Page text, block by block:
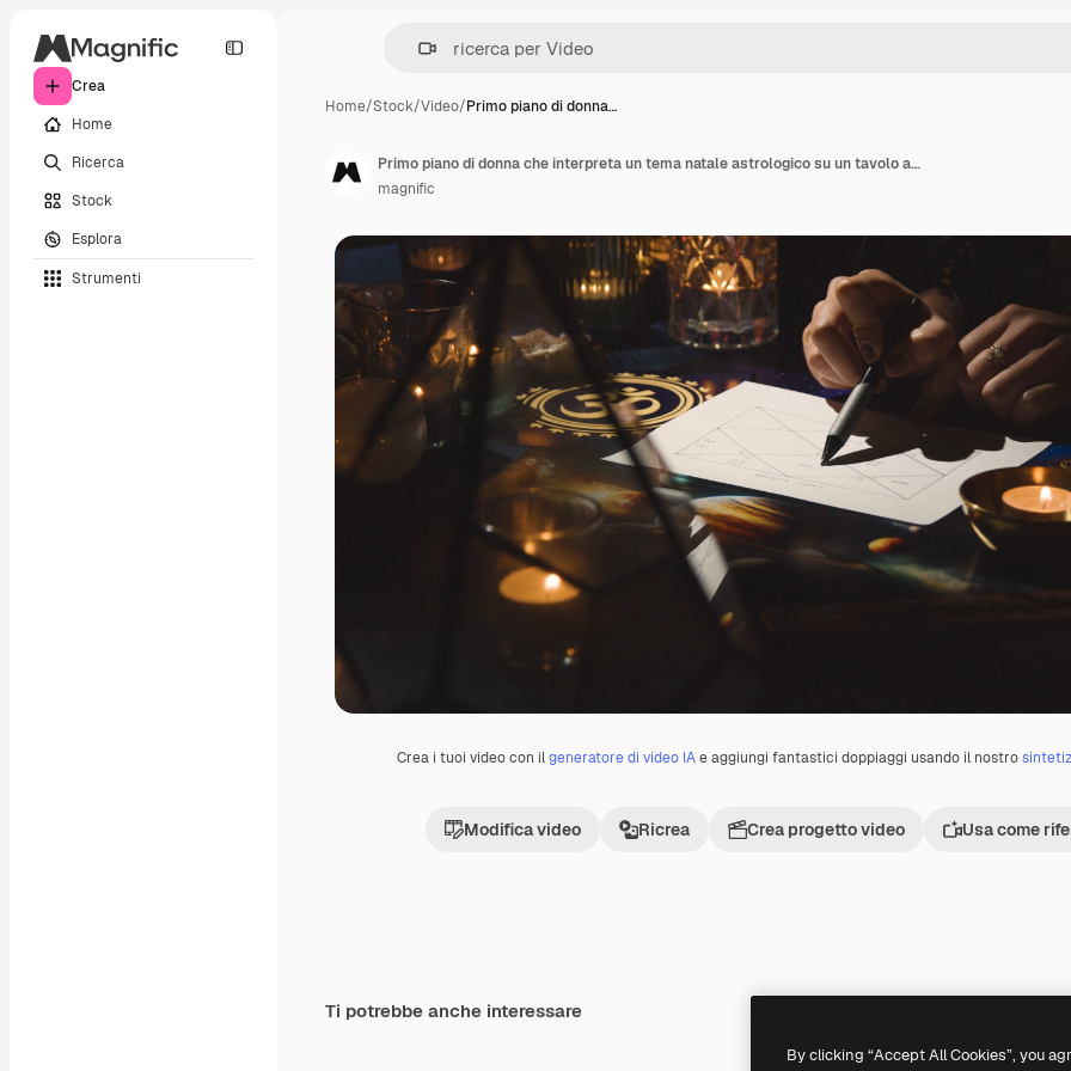
Crea
Home
Ricerca
Stock
Esplora
Strumenti
Home/Stock/Video/Primo piano di donna…
Crea i tuoi video con ilgeneratore di video IAe aggiungi fantastici doppiaggi usando il nostro
Modifica video Ricrea Crea progetto video Usa come
Primo piano di donna che interpreta un tema natale astrologico su un tavolo a lume di candela
magnific
Ti potrebbe anche interessare
By clicking “Accept All Cookies”, you